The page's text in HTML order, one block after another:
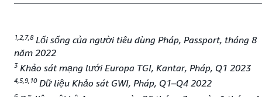
1,2,7,8Lối sống của người tiêu dùng Pháp, Passport, tháng 8
năm 2022
3 Khảo sát mạng lưới Europa TGI, Kantar, Pháp, Q1 2023
4,5,9,10Dữ liệu Khảo sát GWI, Pháp, Q1–Q4 2022